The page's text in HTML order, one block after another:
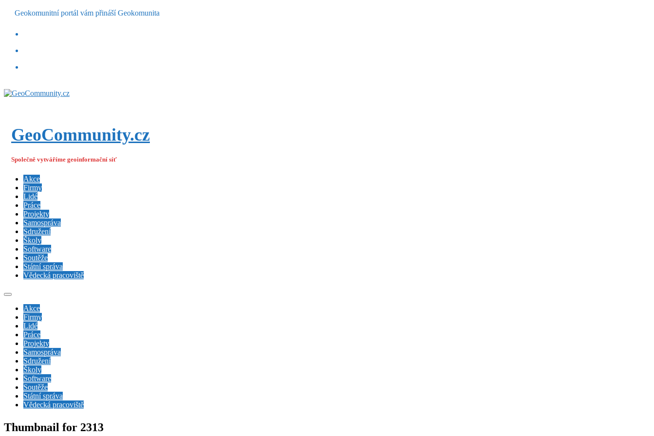
Geokomunitní portál vám přináší Geokomunita
GeoCommunity.cz
Společně vytváříme geoinformační síť
Akce
Firmy
Lidé
Práce
Projekty
Samospráva
Sdružení
Školy
Software
Soutěže
Státní správa
Vědecká pracoviště
Akce
Firmy
Lidé
Práce
Projekty
Samospráva
Sdružení
Školy
Software
Soutěže
Státní správa
Vědecká pracoviště
Thumbnail for 2313